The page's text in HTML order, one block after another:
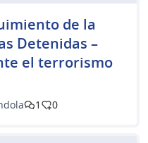
de la
Detenidas –
el terrorismo
1 0